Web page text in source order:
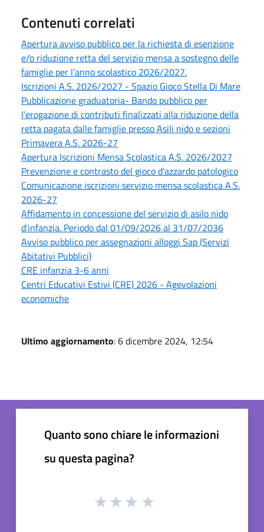
Contenuti correlati
Apertura avviso pubblico per la richiesta di esenzione
e/o riduzione retta del servizio mensa a sostegno delle
famiglie per l’anno scolastico 2026/2027.
Iscrizioni A.S. 2026/2027 - Spazio Gioco Stella Di Mare
Pubblicazione graduatoria- Bando pubblico per
l’erogazione di contributi finalizzati alla riduzione della
retta pagata dalle famiglie presso Asili nido e sezioni
Primavera A.S. 2026-27
Apertura Iscrizioni Mensa Scolastica A.S. 2026/2027
Prevenzione e contrasto del gioco d'azzardo patologico
Comunicazione iscrizioni servizio mensa scolastica A.S.
2026-27
Affidamento in concessione del servizio di asilo nido
d'infanzia. Periodo dal 01/09/2026 al 31/07/2036
Avviso pubblico per assegnazioni alloggi Sap (Servizi
Abitativi Pubblici)
CRE infanzia 3-6 anni
Centri Educativi Estivi (CRE) 2026 - Agevolazioni
economiche
Ultimo aggiornamento: 6 dicembre 2024, 12:54
Quanto sono chiare le informazioni
su questa pagina?